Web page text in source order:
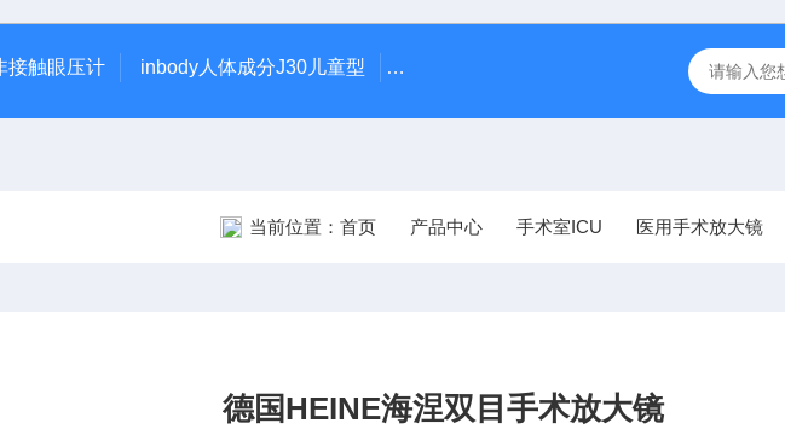
接触眼压计 inbody人体成分J30儿童型 5900型美国DJO吞咽障碍神经和肌肉刺激理
当前位置： 首页 产品中心 手术室ICU 医用手术放大镜
德国HEINE海涅双目手术放大镜